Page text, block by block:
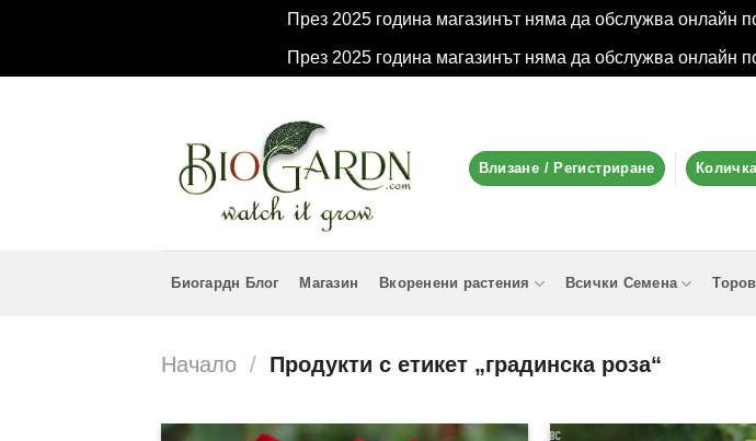
През 2025 година магазинът няма да обслужва онлайн
През 2025 година магазинът няма да обслужва онлайн
Влизане / Регистриране
Биогардн Блог Магазин Вкоренени растения Всички Семена
Начало / Продукти с етикет „градинска роза“